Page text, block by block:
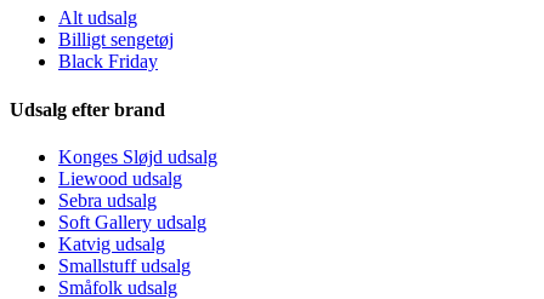
Alt udsalg
Billigt sengetøj
Black Friday
Udsalg efter brand
Konges Sløjd udsalg
Liewood udsalg
Sebra udsalg
Soft Gallery udsalg
Katvig udsalg
Smallstuff udsalg
Småfolk udsalg